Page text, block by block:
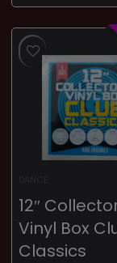
12″
Vinyl Box
Classics